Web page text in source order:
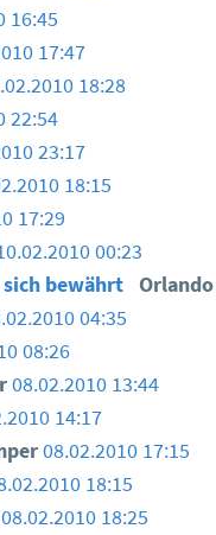
16:45
17:47
18:28
22:54
23:17
18:15
17:29
00:23
bewährt
04:35
08:26
08.02.2010 13:44
14:17
08.02.2010 17:15
18:15
08.02.2010 18:25